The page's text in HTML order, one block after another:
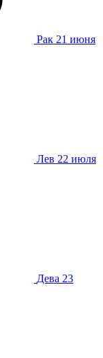
Рак 21 июня
Лев 22 июля
Дева 23